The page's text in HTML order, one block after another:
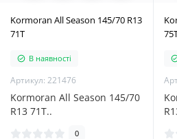
Kormoran All Season 145/70 R13
71T
В наявності
Артикул: 221476
Kormoran All Season 145/70
R13 71T..
0